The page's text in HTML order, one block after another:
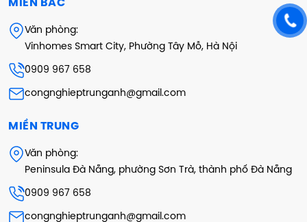
MIỀN BẮC
Văn phòng:
Vinhomes Smart City, Phường Tây Mỗ, Hà Nội
0909 967 658
congnghieptrunganh@gmail.com
MIỀN TRUNG
Văn phòng:
Peninsula Đà Nẵng, phường Sơn Trà, thành phố Đà Nẵng
0909 967 658
congnghieptrunganh@gmail.com